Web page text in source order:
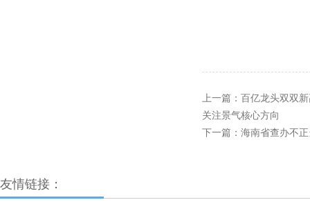
上一篇： 百亿龙头双双
关注景气核心方向
下一篇： 海南省查办不
友情链接：